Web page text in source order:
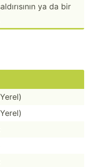
ya da bir